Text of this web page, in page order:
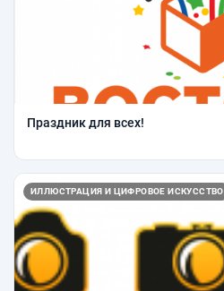
Праздник для всех!
ИЛЛЮСТРАЦИЯ И ЦИФРОВОЕ ИСКУССТВО